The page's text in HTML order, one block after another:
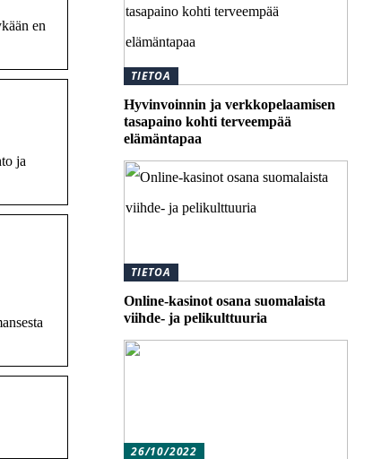
en
ja
TIETOA
Hyvinvoinnin ja verkkopelaamisen
tasapaino kohti terveempää
elämäntapaa
TIETOA
Online-kasinot osana suomalaista
viihde- ja pelikulttuuria
26/10/2022